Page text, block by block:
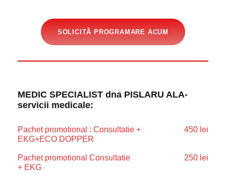
SOLICITĂ PROGRAMARE ACUM
MEDIC SPECIALIST dna PISLARU ALA-
servicii medicale:
Pachet promotional : Consultatie +
EKG+ECO DOPPER
450 lei
Pachet promotional Consultatie
+ EKG
250 lei